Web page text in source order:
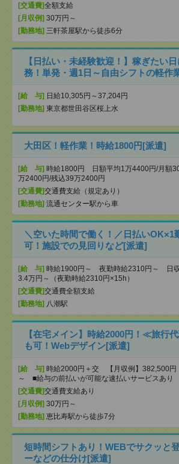
[交通費]全額支給
[月収例] 30万円～
[勤務地] 三軒茶屋駅から徒歩6分
【日払い・未経験歓迎！】稼ぎたい
務！単発・週1日～自由シフトの軽作
[給 与] 日給10,305円～37,204円
[勤務地] 東京都世田谷区桜上水
大田区！軽作業！時給1800円[派遣]
[給 与] 時給1800円 日額平均1万4400円/月額
万2400円/残込39万2400円
[交通費]交通費支給（規定あり）
[勤務地] 流通センター駅から車
＼空いた時間で働く！／日払いOK×1
可！施設での見回りなど[派遣]
[給 与] 時給1900円～ 夜勤時給2310円～ 日
3.4万円～（夜勤時給2310円×15h）
[交通費]交通費全額支給
[勤務地] 八潮駅
【在宅メイン】時給2000円！≪旅行
も可！Webデザイン[派遣]
[給 与] 時給2000円＋交 【月収例】382,500円
～ ■給与の前払いが可能な速払いサービスあり
[交通費]交通費支給あり
[月収例] 30万円～
[勤務地] 恵比寿駅から徒歩7分
短時間シフトあり！WEBでサクッと
ーなどの仕分け[派遣]